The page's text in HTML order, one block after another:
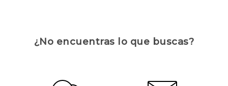
¿No encuentras lo que buscas?